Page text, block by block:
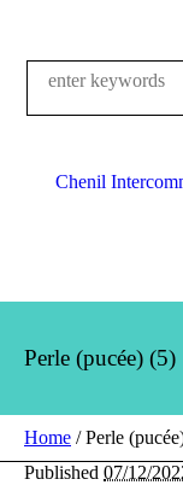
Chenil
Perle (pucée) (5)
Home /Perle
Published 07/12/